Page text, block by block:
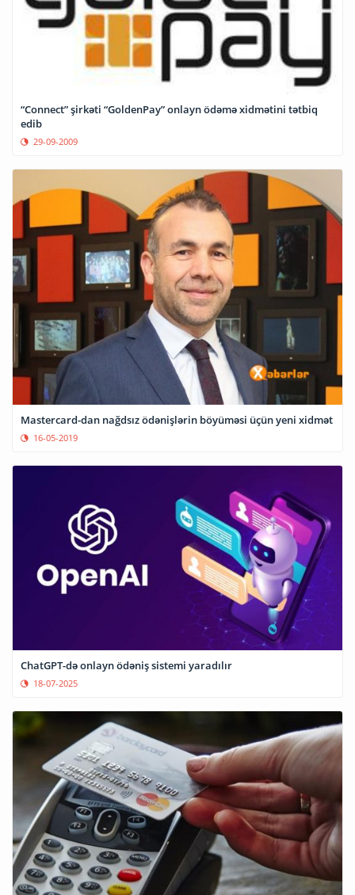
“Connect” şirkəti “GoldenPay” onlayn ödəmə xidmətini tətbiq
edib
29-09-2009
Mastercard-dan nağdsız ödənişlərin böyüməsi üçün yeni xidmət
16-05-2019
ChatGPT-də onlayn ödəniş sistemi yaradılır
18-07-2025